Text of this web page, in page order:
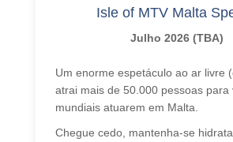
Isle of MTV Malta
Julho 2026 (TBA)
Um enorme espetáculo ao ar livre
atrai mais de 50.000 pessoas para
mundiais atuarem em Malta.
Chegue cedo, mantenha-se